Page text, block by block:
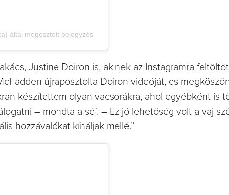
által megosztott bejegyzés
Justine Doiron is, akinek az Instagramra
újraposztolta Doiron videóját, és
készítettem olyan vacsorákra, ahol egyébként is
– mondta a séf. – Ez jó lehetőség volt a vaj
hozzávalókat kínáljak mellé.”